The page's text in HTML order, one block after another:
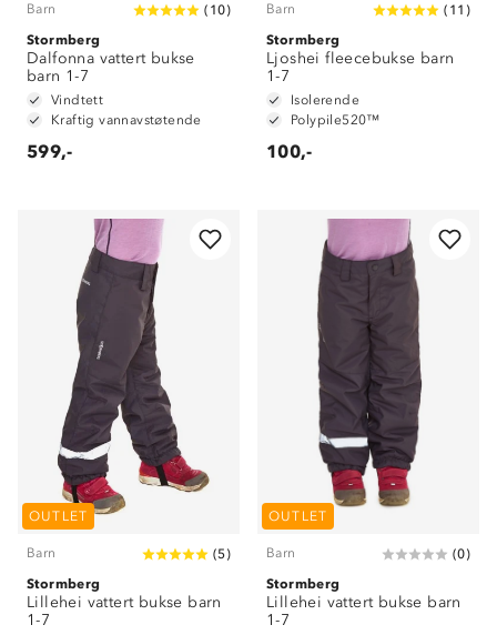
Barn ( 10)
Stormberg
Dalfonna vattert bukse
barn 1-7
Vindtett
Kraftig vannavstøtende
599,-
Barn ( 11 )
Stormberg
Ljoshei fleecebukse barn
1-7
Isolerende
Polypile520™
100,-
OUTLET
Barn (5)
Stormberg
Lillehei vattert bukse barn
1-7
OUTLET
Barn (0)
Stormberg
Lillehei vattert bukse barn
1-7